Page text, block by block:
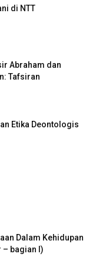
di NTT
Abraham dan
Tafsiran
Etika Deontologis
Dalam Kehidupan
bagian I)